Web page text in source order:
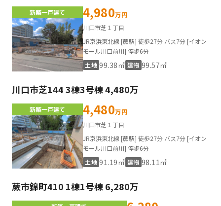
新築一戸建て 4,980万円
川口市芝１丁目
JR京浜東北線 [蕨駅] 徒歩27分 バス7分 [イオン
モール川口前川] 停歩6分
土地 99.38㎡ 建物 99.57㎡
川口市芝144 3棟3号棟 4,480万
新築一戸建て 4,480万円
川口市芝１丁目
JR京浜東北線 [蕨駅] 徒歩27分 バス7分 [イオン
モール川口前川] 停歩6分
土地 91.19㎡ 建物 98.11㎡
蕨市錦町410 1棟1号棟 6,280万